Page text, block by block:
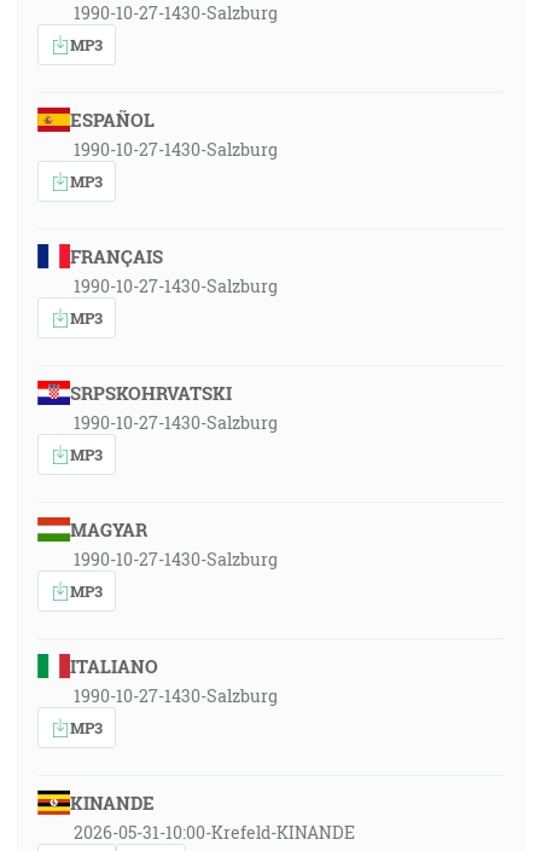
1990-10-27-1430-Salzburg
MP3
ESPAÑOL
1990-10-27-1430-Salzburg
MP3
FRANÇAIS
1990-10-27-1430-Salzburg
MP3
SRPSKOHRVATSKI
1990-10-27-1430-Salzburg
MP3
MAGYAR
1990-10-27-1430-Salzburg
MP3
ITALIANO
1990-10-27-1430-Salzburg
MP3
KINANDE
2026-05-31-10:00-Krefeld-KINANDE